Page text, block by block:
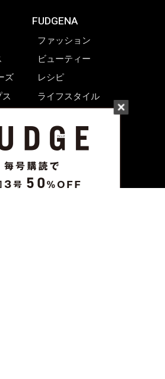
ズ
FUDGENA
ファッション
ビューティー
レシピ
ライフスタイル